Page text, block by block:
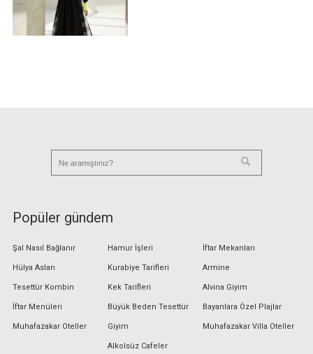
Popüler gündem
Şal Nasıl Bağlanır
Hülya Aslan
Tesettür Kombin
İftar Menüleri
Muhafazakar Oteller
Hamur İşleri
Kurabiye Tarifleri
Kek Tarifleri
Büyük Beden Tesettür
Giyim
Alkolsüz Cafeler
İftar Mekanları
Armine
Alvina Giyim
Bayanlara Özel Plajlar
Muhafazakar Villa Oteller